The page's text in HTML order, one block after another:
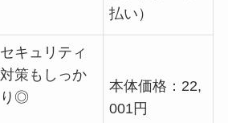
払い）
セキュリティ
対策もしっか
り◎
本体価格：22,
001円